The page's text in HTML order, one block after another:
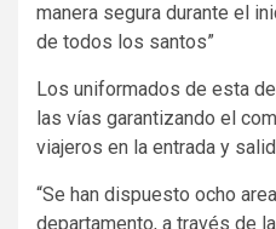
manera segura durante el
de todos los santos”
Los uniformados de esta
las vías garantizando el
viajeros en la entrada y
“Se han dispuesto ocho
departamento, a través de